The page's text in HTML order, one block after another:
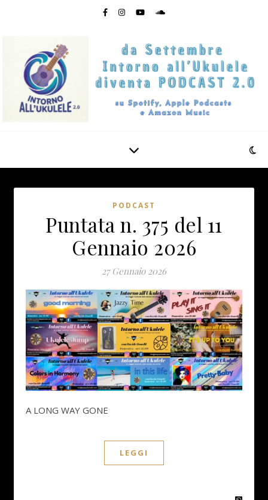
PODCAST
Puntata n. 375 del 11
Gennaio 2026
27 Gennaio 2026
A LONG WAY GONE
LEGGI